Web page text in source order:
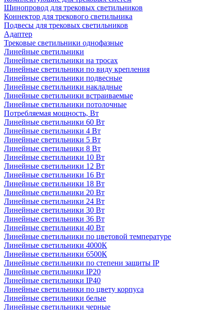
Шинопровод для трековых светильников
Коннектор для трекового светильника
Подвесы для трековых светильников
Адаптер
Трековые светильники однофазные
Линейные светильники
Линейные светильники на тросах
Линейные светильники по виду крепления
Линейные светильники подвесные
Линейные светильники накладные
Линейные светильники встраиваемые
Линейные светильники потолочные
Потребляемая мощность, Вт
Линейные светильники 60 Вт
Линейные светильники 4 Вт
Линейные светильники 5 Вт
Линейные светильники 8 Вт
Линейные светильники 10 Вт
Линейные светильники 12 Вт
Линейные светильники 16 Вт
Линейные светильники 18 Вт
Линейные светильники 20 Вт
Линейные светильники 24 Вт
Линейные светильники 30 Вт
Линейные светильники 36 Вт
Линейные светильники 40 Вт
Линейные светильники по цветовой температуре
Линейные светильники 4000К
Линейные светильники 6500К
Линейные светильники по степени защиты IP
Линейные светильники IP20
Линейные светильники IP40
Линейные светильники по цвету корпуса
Линейные светильники белые
Линейные светильники черные